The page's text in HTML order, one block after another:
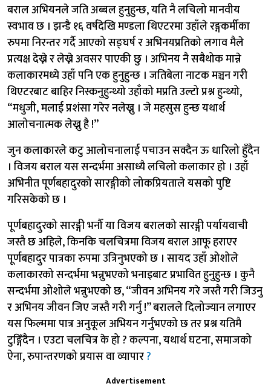
बराल अभियनले जति अब्बल हुनुहुन्छ, यति नै लचिलो मानवीय
स्वभाव छ । झन्डै १६ वर्षदेखि मण्डला थिएटरमा उहाँले रङ्गकर्मीका
रुपमा निरन्तर गर्दै आएको सङ्घर्ष र अभिनयप्रतिको लगाव मैले
प्रत्यक्ष देख्ने र लेख्ने अवसर पाएकी छु । अभिनय नै सबैथोक मान्ने
कलाकारमध्ये उहाँ पनि एक हुनुहुन्छ । जतिबेला नाटक मञ्चन गरी
थिएटरबाट बाहिर निस्कनुहुन्थ्यो उहाँको मप्रति उल्टो प्रश्न हुन्थ्यो,
“मधुजी, मलाई प्रशंसा गरेर नलेख्नु । जे महसुस हुन्छ यथार्थ
आलोचनात्मक लेख्नु है !”
जुन कलाकारले कटु आलोचनालाई पचाउन सक्दैन ऊ धारिलो हुँदैन
। विजय बराल यस सन्दर्भमा असाध्यै लचिलो कलाकार हो । उहाँ
अभिनीत पूर्णबहादुरको सारङ्गीको लोकप्रियताले यसको पुष्टि
गरिसकेको छ ।
पूर्णबहादुरको सारङ्गी भनौँ या विजय बरालको सारङ्गी पर्यायवाची
जस्तै छ अहिले, किनकि चलचित्रमा विजय बराल आफू हराएर
पूर्णबहादुर पात्रका रुपमा उत्रिनुभएको छ । सायद उहाँ ओशोले
कलाकारको सन्दर्भमा भन्नुभएको भनाइबाट प्रभावित हुनुहुन्छ । कुनै
सन्दर्भमा ओशोले भन्नुभएको छ, “जीवन अभिनय गरे जस्तै गरी जिउनु
र अभिनय जीवन जिए जस्तै गरी गर्नु !” बरालले दिलोज्यान लगाएर
यस फिल्ममा पात्र अनुकूल अभियन गर्नुभएको छ तर प्रश्न यतिमै
टुङ्गिँदैन । एउटा चलचित्र के हो ? कल्पना, यथार्थ घटना, समाजको
ऐना, रुपान्तरणको प्रयास वा व्यापार?
Advertisement